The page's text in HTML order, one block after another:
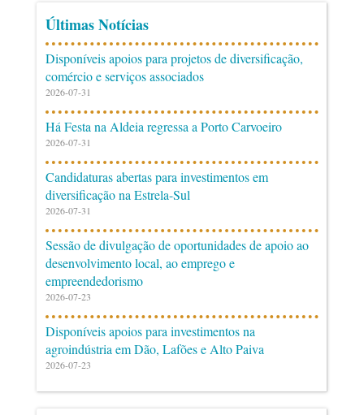
Últimas Notícias
Disponíveis apoios para projetos de diversificação,
comércio e serviços associados
2026-07-31
Há Festa na Aldeia regressa a Porto Carvoeiro
2026-07-31
Candidaturas abertas para investimentos em
diversificação na Estrela-Sul
2026-07-31
Sessão de divulgação de oportunidades de apoio ao
desenvolvimento local, ao emprego e
empreendedorismo
2026-07-23
Disponíveis apoios para investimentos na
agroindústria em Dão, Lafões e Alto Paiva
2026-07-23